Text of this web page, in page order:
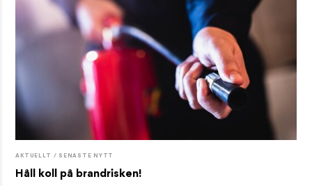
AKTUELLT / SENASTE NYTT
Håll koll på brandrisken!